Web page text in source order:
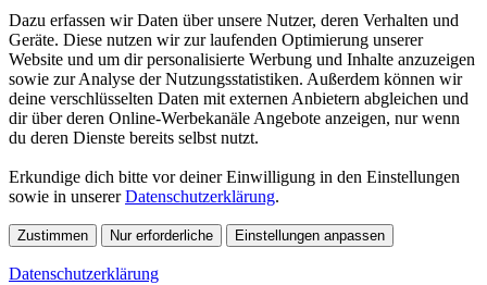
Dazu erfassen wir Daten über unsere Nutzer, deren Verhalten und
Geräte. Diese nutzen wir zur laufenden Optimierung unserer
Website und um dir personalisierte Werbung und Inhalte anzuzeigen
sowie zur Analyse der Nutzungsstatistiken. Außerdem können wir
deine verschlüsselten Daten mit externen Anbietern abgleichen und
dir über deren Online-Werbekanäle Angebote anzeigen, nur wenn
du deren Dienste bereits selbst nutzt.
Erkundige dich bitte vor deiner Einwilligung in den Einstellungen
sowie in unsererDatenschutzerklärung.
Zustimmen Nur erforderliche Einstellungen anpassen
Datenschutzerklärung